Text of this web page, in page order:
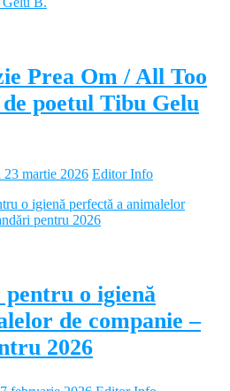
Prea Om / All Too
poetul Tibu Gelu
23 martie 2026 Editor Info
pentru o igienă
de companie –
2026